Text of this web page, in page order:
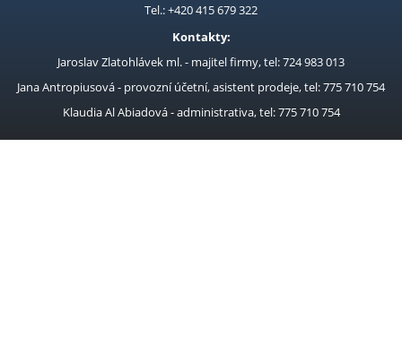
Tel.: +420 415 679 322
Kontakty:
Jaroslav Zlatohlávek ml. - majitel firmy, tel: 724 983 013
Jana Antropiusová - provozní účetní, asistent prodeje, tel: 775 710 754
Klaudia Al Abiadová - administrativa, tel: 775 710 754